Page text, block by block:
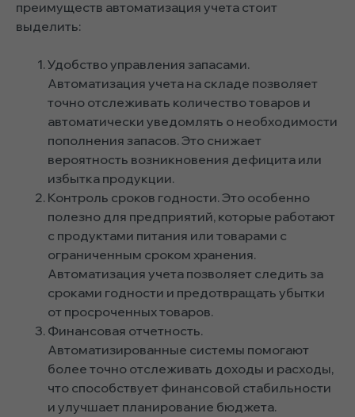
преимуществ автоматизация учета стоит
выделить:
Удобство управления запасами.
Автоматизация учета на складе позволяет
точно отслеживать количество товаров и
автоматически уведомлять о необходимости
пополнения запасов. Это снижает
вероятность возникновения дефицита или
избытка продукции.
Контроль сроков годности. Это особенно
полезно для предприятий, которые работают
с продуктами питания или товарами с
ограниченным сроком хранения.
Автоматизация учета позволяет следить за
сроками годности и предотвращать убытки
от просроченных товаров.
Финансовая отчетность.
Автоматизированные системы помогают
более точно отслеживать доходы и расходы,
что способствует финансовой стабильности
и улучшает планирование бюджета.